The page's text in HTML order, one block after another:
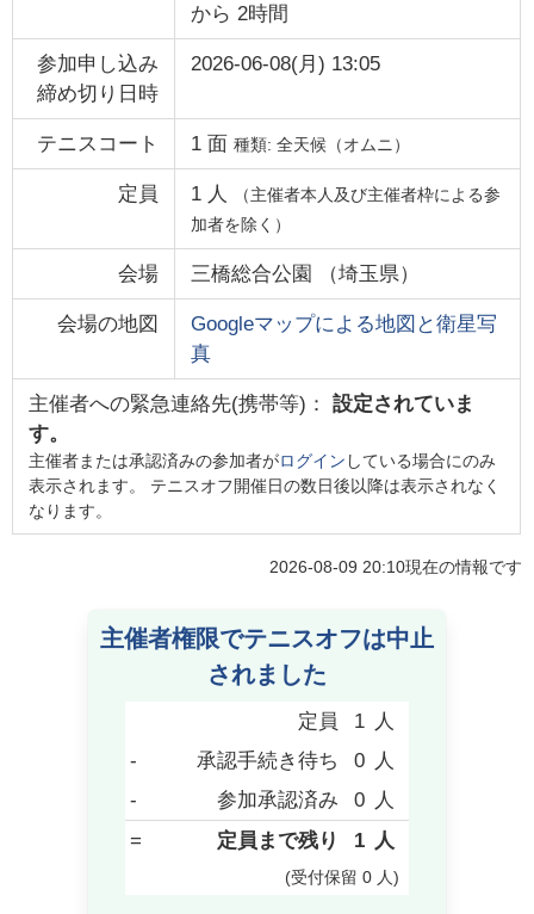
から 2時間
参加申し込み
締め切り日時
2026-06-08(月) 13:05
テニスコート 1面 種類: 全天候（オムニ）
定員 1 人
（主催者本人及び主催者枠による参
加者を除く）
会場 三橋総合公園 （埼玉県）
会場の地図
Googleマップによる地図と衛星写
真
主催者への緊急連絡先(携帯等)： 設定されていま
す。
主催者または承認済みの参加者がログイン している場合にのみ
表示されます。 テニスオフ開催日の数日後以降は表示されなく
なります。
2026-08-09 20:10現在の情報です
主催者権限でテニスオフは中止
されました
定員 1 人
-
承認手続き待ち 0 人
-
参加承認済み 0 人
=
定員まで残り 1 人
(受付保留 0 人)